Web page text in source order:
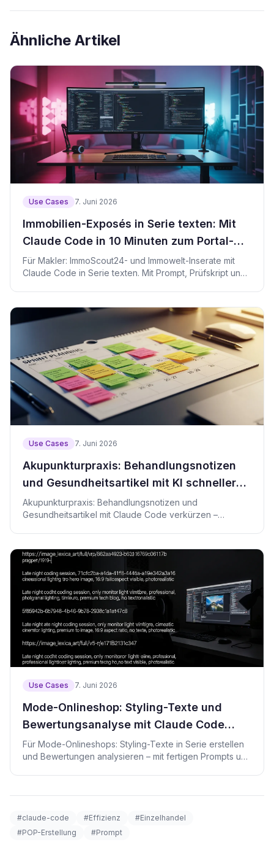
Ähnliche Artikel
Use Cases 7. Juni 2026
Immobilien-Exposés in Serie texten: Mit
Claude Code in 10 Minuten zum Portal-
Inserat
Für Makler: ImmoScout24- und Immowelt-Inserate mit
Claude Code in Serie texten. Mit Prompt, Prüfskript und
Use Cases 7. Juni 2026
Akupunkturpraxis: Behandlungsnotizen
und Gesundheitsartikel mit KI schneller
schreiben
Akupunkturpraxis: Behandlungsnotizen und
Gesundheitsartikel mit Claude Code verkürzen –
Use Cases 7. Juni 2026
Mode-Onlineshop: Styling-Texte und
Bewertungsanalyse mit Claude Code
beschleunigen
Für Mode-Onlineshops: Styling-Texte in Serie erstellen
und Bewertungen analysieren – mit fertigen Prompts und
#claude-code #Effizienz
#Einzelhandel
#POP-Erstellung
#Prompt